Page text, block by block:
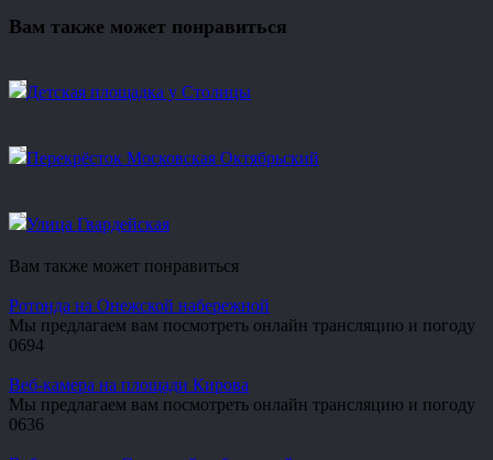
Вам также может понравиться
Детская площадка у Столицы
Перекрёсток Московская Октябрьский
Улица Гвардейская
Вам также может понравиться
Ротонда на Онежской набережной
Мы предлагаем вам посмотреть онлайн трансляцию и погоду
0694
Веб-камера на площади Кирова
Мы предлагаем вам посмотреть онлайн трансляцию и погоду
0636